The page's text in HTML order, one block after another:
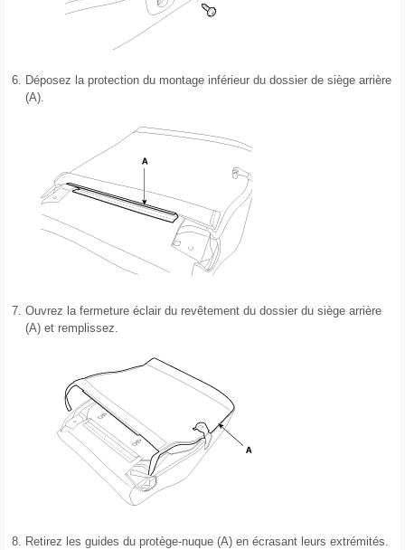
6. Déposez la protection du montage inférieur du dossier de siège arrière
(A).
7. Ouvrez la fermeture éclair du revêtement du dossier du siège arrière
(A) et remplissez.
8. Retirez les guides du protège-nuque (A) en écrasant leurs extrémités.